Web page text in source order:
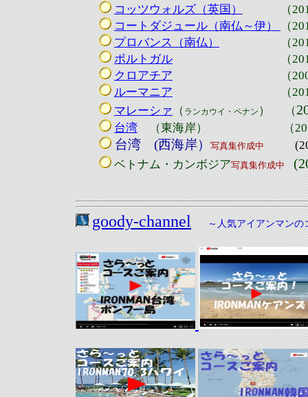
コッツウォルズ（英国）
（
コートダジュール（南仏～伊）
（
プロバンス（南仏）
（2011
ポルトガル
（
クロアチア （
ルーマニア （2010年
マレーシァ （ ランカウイ・ペナン ） （
台湾 （東海岸） （2013
台湾 (西海岸） 写真集作成中
ベトナム・カンボジア写真集作成中
goody-channel ～人気アイアンマンの